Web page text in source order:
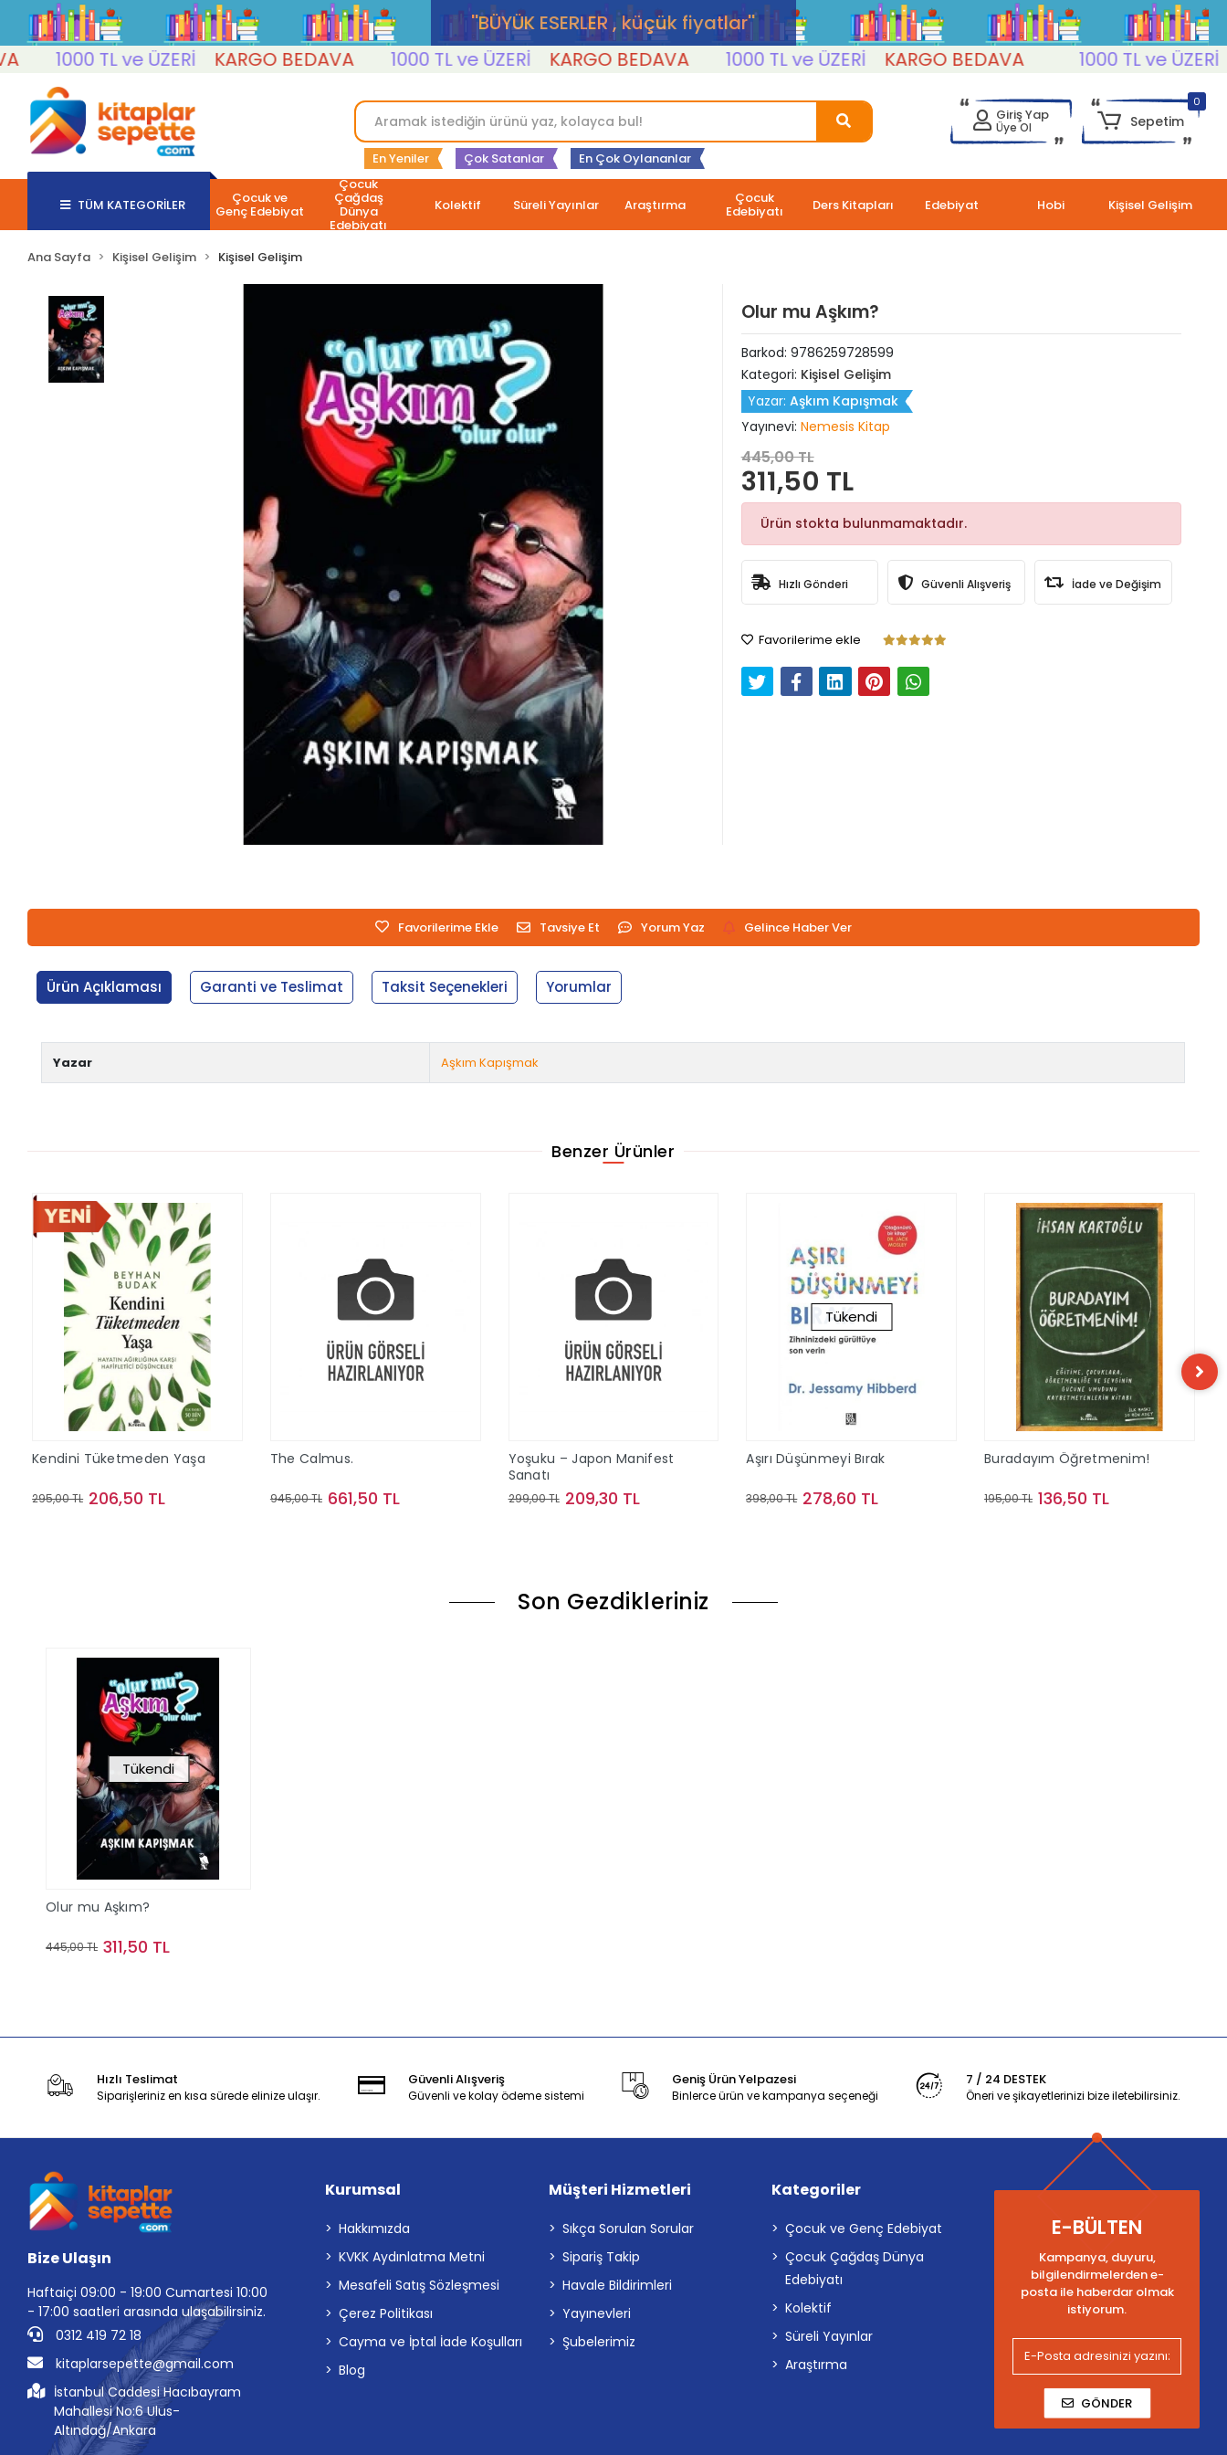
''BÜYÜK ESERLER , küçük fiyatlar''
1000 TL ve ÜZERİ
KARGO BEDAVA 1000 TL ve ÜZERİ KARGO BEDAVA 1000 TL ve ÜZERİ KARGO BEDAVA 1000 TL ve ÜZERİ
En Yeniler Çok Satanlar En Çok Oylananlar
Giriş Yap
Üye Ol
0
Sepetim
TÜM KATEGORİLER Çocuk ve
Genç Edebiyat
Çocuk
Çağdaş
Dünya
Edebiyatı
Kolektif Süreli Yayınlar Araştırma Çocuk
Edebiyatı Ders Kitapları Edebiyat Hobi Kişisel Gelişim
Ana Sayfa Kişisel Gelişim Kişisel Gelişim
Olur mu Aşkım?
Barkod: 9786259728599
Kategori: Kişisel Gelişim
Yazar: Aşkım Kapışmak
Yayınevi: Nemesis Kitap
445,00 TL
311,50 TL
Ürün stokta bulunmamaktadır.
Hızlı Gönderi Güvenli Alışveriş İade ve Değişim
Favorilerime ekle
Favorilerime Ekle Tavsiye Et Yorum Yaz Gelince Haber Ver
Ürün Açıklaması Garanti ve Teslimat Taksit Seçenekleri Yorumlar
Yazar Aşkım Kapışmak
Benzer Ürünler
Kendini Tüketmeden Yaşa
295,00 TL 206,50 TL
The Calmus.
945,00 TL 661,50 TL
Yoşuku – Japon Manifest
Sanatı
299,00 TL 209,30 TL
Tükendi
Aşırı Düşünmeyi Bırak
398,00 TL 278,60 TL
Buradayım Öğretmenim!
195,00 TL 136,50 TL
Son Gezdikleriniz
Tükendi
Olur mu Aşkım?
445,00 TL 311,50 TL
Hızlı Teslimat
Siparişleriniz en kısa sürede elinize ulaşır.
Güvenli Alışveriş
Güvenli ve kolay ödeme sistemi
Geniş Ürün Yelpazesi
Binlerce ürün ve kampanya seçeneği
7 / 24 DESTEK
Öneri ve şikayetlerinizi bize iletebilirsiniz.
Bize Ulaşın
Haftaiçi 09:00 - 19:00 Cumartesi 10:00
- 17:00 saatleri arasında ulaşabilirsiniz.
0312 419 72 18
kitaplarsepette@gmail.com
İstanbul Caddesi Hacıbayram
Mahallesi No:6 Ulus-
Altındağ/Ankara
Kurumsal
Hakkımızda
KVKK Aydınlatma Metni
Mesafeli Satış Sözleşmesi
Çerez Politikası
Cayma ve İptal İade Koşulları
Blog
Müşteri Hizmetleri
Sıkça Sorulan Sorular
Sipariş Takip
Havale Bildirimleri
Yayınevleri
Şubelerimiz
Kategoriler
Çocuk ve Genç Edebiyat
Çocuk Çağdaş Dünya
Edebiyatı
Kolektif
Süreli Yayınlar
Araştırma
E-BÜLTEN
Kampanya, duyuru,
bilgilendirmelerden e-
posta ile haberdar olmak
istiyorum.
GÖNDER